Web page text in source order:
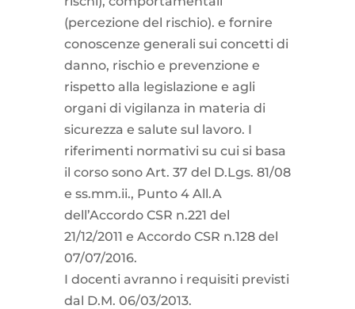
(percezione del rischio). e fornire
conoscenze generali sui concetti di
danno, rischio e prevenzione e
rispetto alla legislazione e agli
organi di vigilanza in materia di
sicurezza e salute sul lavoro. I
riferimenti normativi su cui si basa
il corso sono Art. 37 del D.Lgs. 81/08
e ss.mm.ii., Punto 4 All.A
dell’Accordo CSR n.221 del
21/12/2011 e Accordo CSR n.128 del
07/07/2016.
I docenti avranno i requisiti previsti
dal D.M. 06/03/2013.